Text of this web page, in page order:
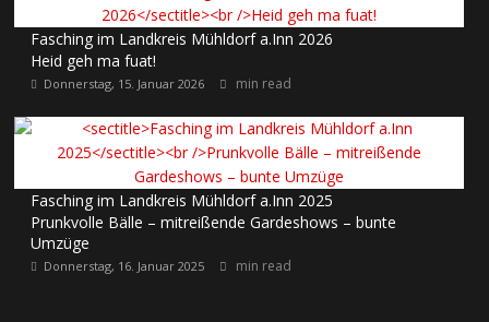
Fasching im Landkreis Mühldorf a.Inn 2026
Heid geh ma fuat!
Donnerstag, 15. Januar 2026 min read
Fasching im Landkreis Mühldorf a.Inn 2025
Prunkvolle Bälle – mitreißende Gardeshows – bunte
Umzüge
Donnerstag, 16. Januar 2025 min read